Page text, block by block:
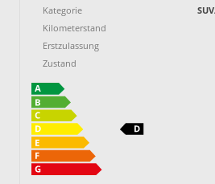
Kategorie
Kilometerstand
Erstzulassung
Zustand